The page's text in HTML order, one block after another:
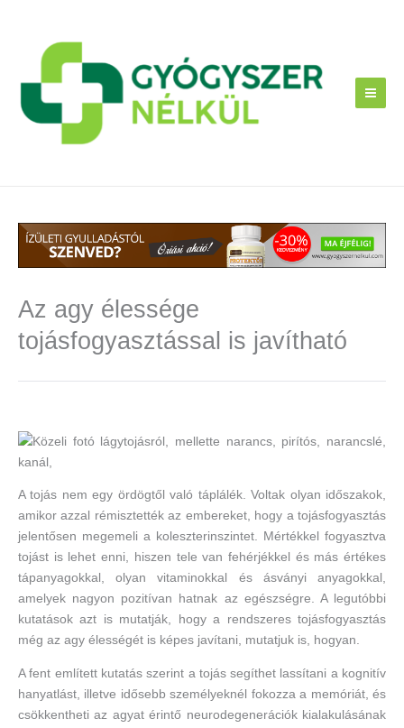
Az agy élessége
tojásfogyasztással is javítható
A tojás nem egy ördögtől való táplálék. Voltak olyan időszakok,
amikor azzal rémisztették az embereket, hogy a tojásfogyasztás
jelentősen megemeli a koleszterinszintet. Mértékkel fogyasztva
tojást is lehet enni, hiszen tele van fehérjékkel és más értékes
tápanyagokkal, olyan vitaminokkal és ásványi anyagokkal,
amelyek nagyon pozitívan hatnak az egészségre. A legutóbbi
kutatások azt is mutatják, hogy a rendszeres tojásfogyasztás
még az agy élességét is képes javítani, mutatjuk is, hogyan.
A fent említett kutatás szerint a tojás segíthet lassítani a kognitív
hanyatlást, illetve idősebb személyeknél fokozza a memóriát, és
csökkentheti az agyat érintő neurodegenerációk kialakulásának